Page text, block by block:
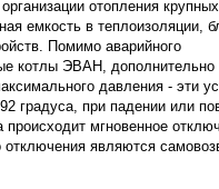
отопления крупных
емкость в теплоизоляции,
Помимо аварийного
котлы ЭВАН, дополнительно
давления - эти
градуса, при падении или
мгновенное
являются